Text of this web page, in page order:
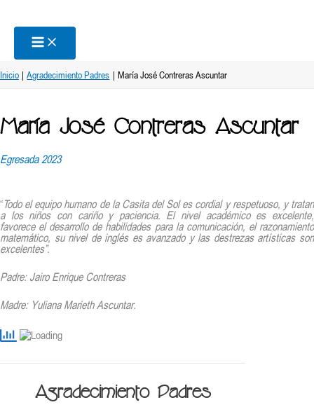
contenido
Inicio Agradecimiento Padres María José Contreras Ascuntar
María José Contreras Ascuntar
Egresada 2023
“Todo el equipo humano de la Casita del Sol es cordial y respetuoso, y tratan
a los niños con cariño y paciencia. El nivel académico es excelente,
favorece el desarrollo de habilidades para la comunicación, el razonamiento
matemático, su nivel de inglés es avanzado y las destrezas artísticas son
excelentes”.
Padre: Jairo Enrique Contreras
Madre: Yuliana Marieth Ascuntar.
Agradecimiento Padres